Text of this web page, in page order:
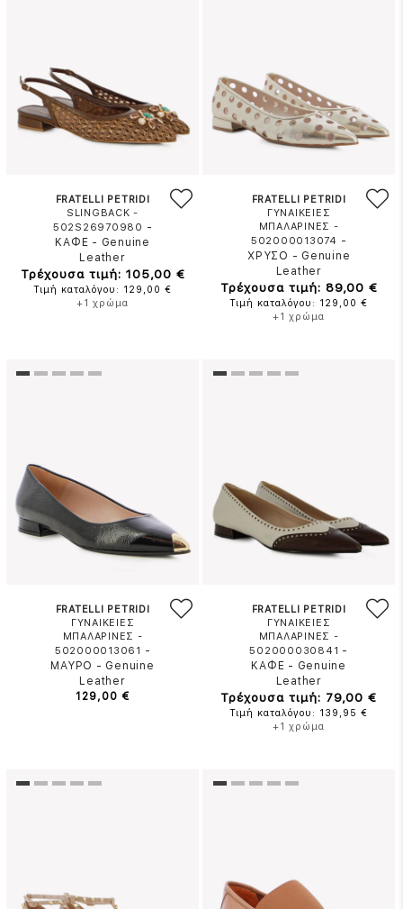
FRATELLI PETRIDI
SLINGBACK -
502S26970980 -
ΚΑΦΕ - Genuine
Leather
Τρέχουσα τιμή: 105,00 €
Τιμή καταλόγου: 129,00 €
+1 χρώμα
FRATELLI PETRIDI
ΓΥΝΑΙΚΕΙΕΣ
ΜΠΑΛΑΡΙΝΕΣ -
502000013074 -
ΧΡΥΣΟ - Genuine
Leather
Τρέχουσα τιμή: 89,00 €
Τιμή καταλόγου: 129,00 €
+1 χρώμα
FRATELLI PETRIDI
ΓΥΝΑΙΚΕΙΕΣ
ΜΠΑΛΑΡΙΝΕΣ -
502000013061 -
ΜΑΥΡΟ - Genuine
Leather
129,00 €
FRATELLI PETRIDI
ΓΥΝΑΙΚΕΙΕΣ
ΜΠΑΛΑΡΙΝΕΣ -
502000030841 -
ΚΑΦΕ - Genuine
Leather
Τρέχουσα τιμή: 79,00 €
Τιμή καταλόγου: 139,95 €
+1 χρώμα